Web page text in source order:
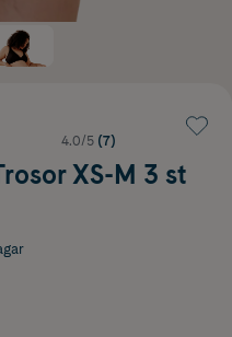
4.0/5 (7)
XS-M 3 st